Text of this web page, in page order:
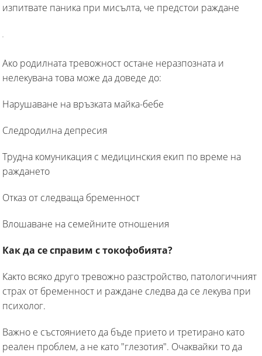
изпитвате паника при мисълта, че предстои раждане
Ако родилната тревожност остане неразпозната и
нелекувана това може да доведе до:
Нарушаване на връзката майка-бебе
Следродилна депресия
Трудна комуникация с медицинския екип по време на
раждането
Отказ от следваща бременност
Влошаване на семейните отношения
Как да се справим с токофобията?
Както всяко друго тревожно разстройство, патологичният
страх от бременност и раждане следва да се лекува при
психолог.
Важно е състоянието да бъде прието и третирано като
реален проблем, а не като "глезотия". Очаквайки то да